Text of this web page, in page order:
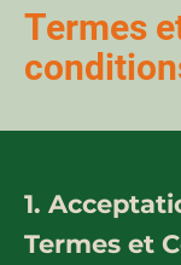
Termes
1.
Termes et